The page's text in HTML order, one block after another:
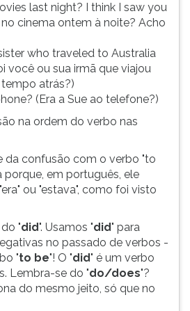
last night? I think I saw you
cinema ontem à noite? Acho
who traveled to Australia
você ou sua irmã que viajou
atrás?)
(Era a Sue ao telefone?)
na ordem do verbo nas
da confusão com o verbo "to
porque, em português, ele
ou "estava", como foi visto
"did". Usamos "did" para
no passado de verbos -
"to be"! O "did" é um verbo
Lembra-se do "do/does"?
do mesmo jeito, só que no